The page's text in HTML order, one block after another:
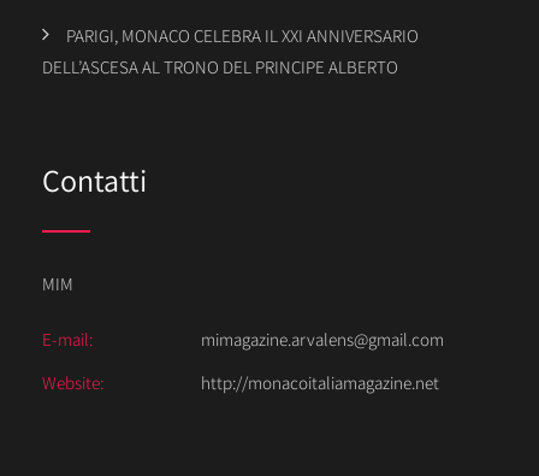
PARIGI, MONACO CELEBRA IL XXI ANNIVERSARIO
DELL’ASCESA AL TRONO DEL PRINCIPE ALBERTO
Contatti
MIM
E-mail:
mimagazine.arvalens@gmail.com
Website:
http://monacoitaliamagazine.net